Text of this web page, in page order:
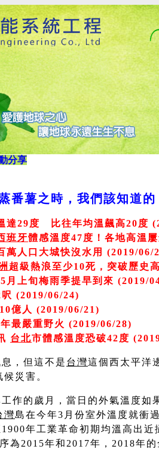
分享
番薯之時，我們該知道的
達29度 比往年均溫飆高20度
班牙體感溫度47度！各地高溫屢
萬人口大城快沒水用 (2019/06/
超級熱浪至少10死，突破歷史
月上旬梅雨季提早到來 (2019/
(2019/06/24)
億人 (2019/06/21)
最嚴重野火 (2019/06/28)
台北市體感溫度恐破42度
，但這不是 台灣這個西太平洋
災害。
作的歲月，當日的外氣溫度如
灣島在今年3月份室外溫度就衝
年工業革命初期均溫高出
為2015年和2017年，2018年